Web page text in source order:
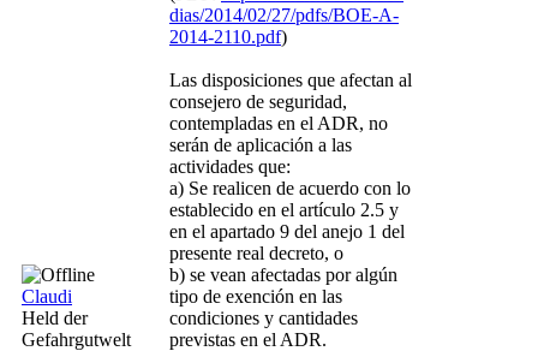
Claudi
Held der
Gefahrgutwelt
dias/2014/02/27/pdfs/BOE-A-
2014-2110.pdf)
Las disposiciones que afectan al
consejero de seguridad,
contempladas en el ADR, no
serán de aplicación a las
actividades que:
a) Se realicen de acuerdo con lo
establecido en el artículo 2.5 y
en el apartado 9 del anejo 1 del
presente real decreto, o
b) se vean afectadas por algún
tipo de exención en las
condiciones y cantidades
previstas en el ADR.